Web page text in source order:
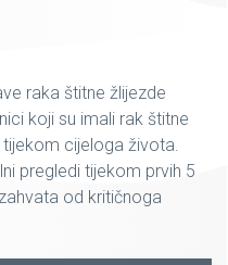
raka štitne žlijezde
koji su imali rak štitne
cijeloga života.
pregledi tijekom prvih 5
od kritičnoga